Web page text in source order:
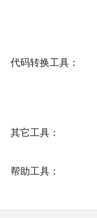
代码转换工具：
其它工具：
帮助工具：